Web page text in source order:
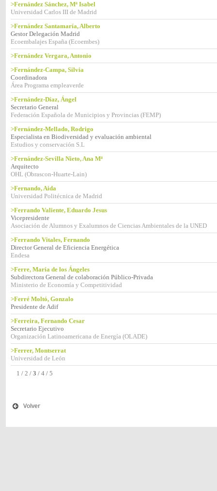
>Fernández Sánchez, Mª Isabel
Universidad Carlos III de Madrid
>Fernández Santamaría, Alberto
Gestor Delegación Madrid
Ecoembalajes España (Ecoembes)
>Fernández Vergara, Antonio
>Fernández-Campa, Silvia
Coordinadora
Área Programa empleaverde
>Fernández-Díaz, Ángel
Secretario General
Federación Española de Municipios y Provincias (FEMP)
>Fernández-Mellado, Rodrigo
Especialista en Biodiversidad y evaluación ambiental
Estudios y conservación S.L
>Fernández-Sevilla Nieto, Ana Mª
Arquitecto
OHL (Obrascon-Huarte-Lain)
>Fernando, Aida
Universidad Politécnica de Madrid
>Ferrando Valiente, Eduardo Jesus
Vicepresidente
Asociación de Alumnos y Exalumnos de Ciencias Ambientales de la UNED
>Ferrando Vitales, Fernando
Director General de Eficiencia Energética
Endesa
>Ferre, María de los Ángeles
Subdirectora General de colaboración Público-Privada
Ministerio de Economía y Competitividad
>Ferré Moltó, Gonzalo
Presidente de Adif
>Ferreira, Fernando Cesar
Secretario Ejecutivo
Organización Latinoamericana de Energía (OLADE)
>Ferrer, Montserrat
Universidad de León
1 / 2 / 3 / 4 / 5
Volver